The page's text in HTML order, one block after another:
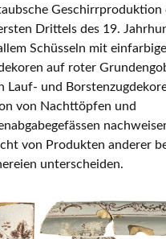
Geschirrproduktion
Drittels des 19.
Schüsseln mit
auf roter
Lauf- und
von Nachttöpfen und
von Produkten anderer
unterscheiden.